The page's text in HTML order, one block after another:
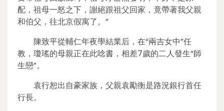
配，祖母一怒之下，謝絕跟祖父回家，竟帶著我父親
和伯父，往北京假寓了。”
陳致平從輔仁年夜學結業后，在“兩吉女中”任
教，瓊瑤的母親正在此唸書，相差7歲的二人發生“師
生戀”。
袁行恕出自豪家族，父親袁勵衡是路況銀行首任
行長。